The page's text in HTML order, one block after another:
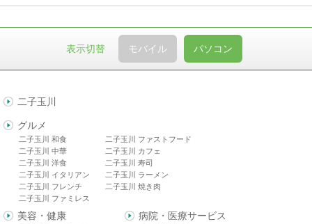
表示切替 モバイル パソコン
二子玉川
グルメ
二子玉川 和食
二子玉川 中華
二子玉川 洋食
二子玉川 イタリアン
二子玉川 フレンチ
二子玉川 ファミレス
二子玉川 ファストフード
二子玉川 カフェ
二子玉川 寿司
二子玉川 ラーメン
二子玉川 焼き肉
美容・健康 病院・医療サービス